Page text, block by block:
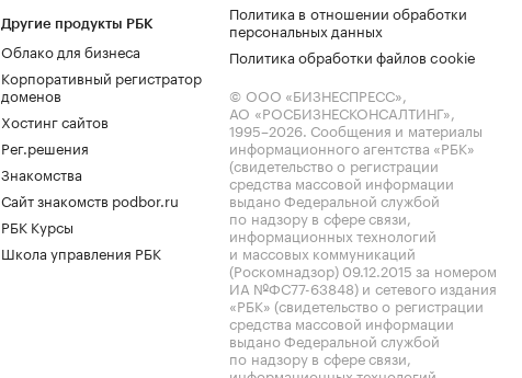
Другие продукты РБК
Облако для бизнеса
Корпоративный регистратор
доменов
Хостинг сайтов
Рег.решения
Знакомства
Сайт знакомств podbor.ru
РБК Курсы
Школа управления РБК
Политика в отношении обработки
персональных данных
Политика обработки файлов cookie
© ООО «БИЗНЕСПРЕСС»,
АО «РОСБИЗНЕСКОНСАЛТИНГ»,
1995–2026. Сообщения и материалы
информационного агентства «РБК»
(свидетельство о регистрации
средства массовой информации
выдано Федеральной службой
по надзору в сфере связи,
информационных технологий
и массовых коммуникаций
(Роскомнадзор) 09.12.2015 за номером
ИА №ФС77-63848) и сетевого издания
«РБК» (свидетельство о регистрации
средства массовой информации
выдано Федеральной службой
по надзору в сфере связи,